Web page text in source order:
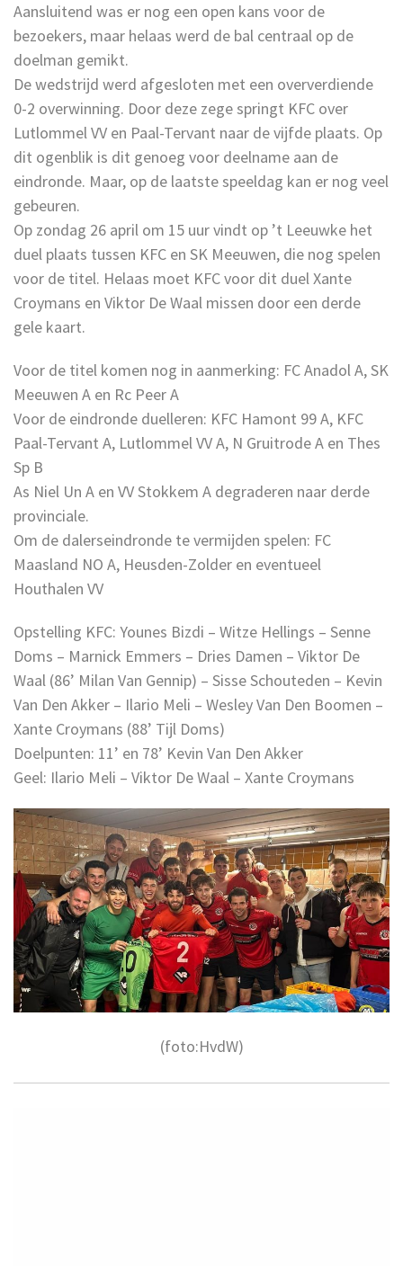
Aansluitend was er nog een open kans voor de
bezoekers, maar helaas werd de bal centraal op de
doelman gemikt.
De wedstrijd werd afgesloten met een oververdiende
0-2 overwinning. Door deze zege springt KFC over
Lutlommel VV en Paal-Tervant naar de vijfde plaats. Op
dit ogenblik is dit genoeg voor deelname aan de
eindronde. Maar, op de laatste speeldag kan er nog veel
gebeuren.
Op zondag 26 april om 15 uur vindt op ’t Leeuwke het
duel plaats tussen KFC en SK Meeuwen, die nog spelen
voor de titel. Helaas moet KFC voor dit duel Xante
Croymans en Viktor De Waal missen door een derde
gele kaart.
Voor de titel komen nog in aanmerking: FC Anadol A, SK
Meeuwen A en Rc Peer A
Voor de eindronde duelleren: KFC Hamont 99 A, KFC
Paal-Tervant A, Lutlommel VV A, N Gruitrode A en Thes
Sp B
As Niel Un A en VV Stokkem A degraderen naar derde
provinciale.
Om de dalerseindronde te vermijden spelen: FC
Maasland NO A, Heusden-Zolder en eventueel
Houthalen VV
Opstelling KFC: Younes Bizdi – Witze Hellings – Senne
Doms – Marnick Emmers – Dries Damen – Viktor De
Waal (86’ Milan Van Gennip) – Sisse Schouteden – Kevin
Van Den Akker – Ilario Meli – Wesley Van Den Boomen –
Xante Croymans (88’ Tijl Doms)
Doelpunten: 11’ en 78’ Kevin Van Den Akker
Geel: Ilario Meli – Viktor De Waal – Xante Croymans
(foto:HvdW)